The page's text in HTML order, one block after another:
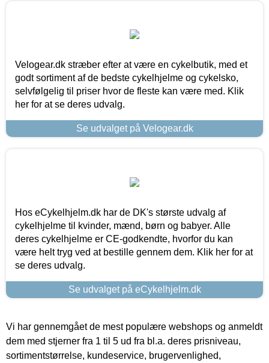
Velogear.dk stræber efter at være en cykelbutik, med et
godt sortiment af de bedste cykelhjelme og cykelsko,
selvfølgelig til priser hvor de fleste kan være med. Klik
her for at se deres udvalg.
Se udvalget på Velogear.dk
Hos eCykelhjelm.dk har de DK's største udvalg af
cykelhjelme til kvinder, mænd, børn og babyer. Alle
deres cykelhjelme er CE-godkendte, hvorfor du kan
være helt tryg ved at bestille gennem dem. Klik her for at
se deres udvalg.
Se udvalget på eCykelhjelm.dk
Vi har gennemgået de mest populære webshops og anmeldt
dem med stjerner fra 1 til 5 ud fra bl.a. deres prisniveau,
sortimentstørrelse, kundeservice, brugervenlighed,